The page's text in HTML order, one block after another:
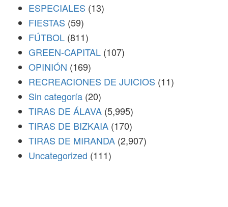
ESPECIALES (13)
FIESTAS (59)
FÚTBOL (811)
GREEN-CAPITAL (107)
OPINIÓN (169)
RECREACIONES DE JUICIOS (11)
Sin categoría (20)
TIRAS DE ÁLAVA (5,995)
TIRAS DE BIZKAIA (170)
TIRAS DE MIRANDA (2,907)
Uncategorized (111)